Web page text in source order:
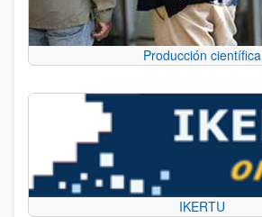
Producción científica
IKERTU